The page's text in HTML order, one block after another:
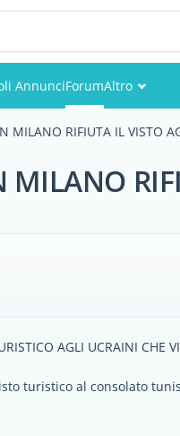
AnnunciForumAltro
Eventi
Utenti
MILANO RIFIUTA IL VISTO
AGLI UCRAINI CHE
turistico al consolato